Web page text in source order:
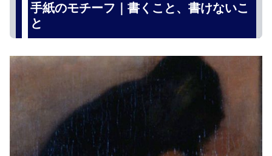
手紙のモチーフ｜書くこと、書けないこ
と